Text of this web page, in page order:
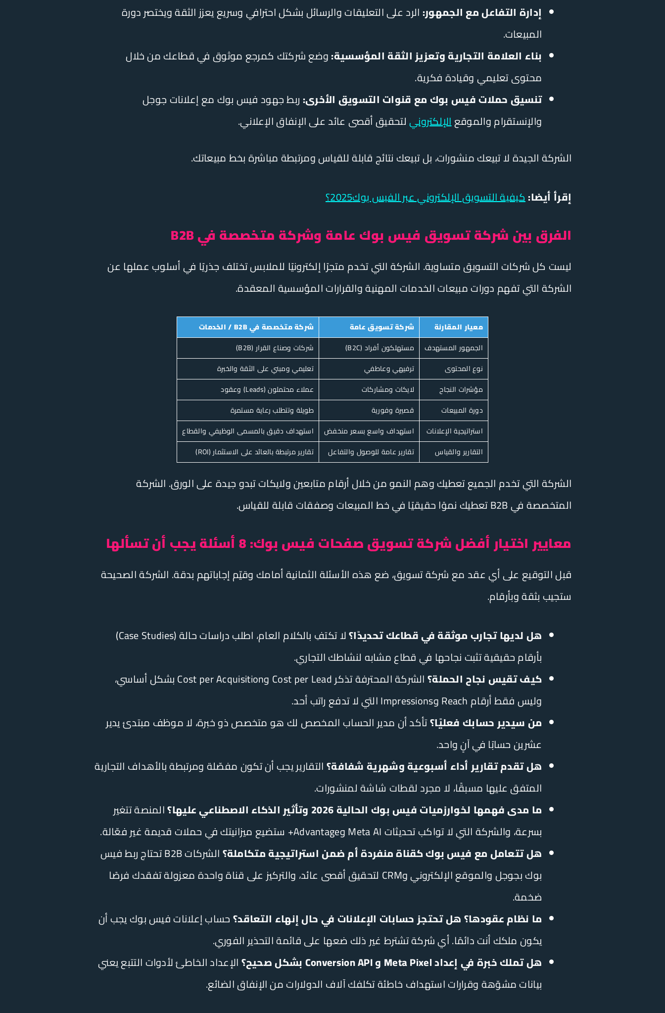
إدارة التفاعل مع الجمهور: الرد على التعليقات والرسائل بشكل احترافي وسريع يعزز الثقة ويختصر دورة
المبيعات.
بناء العلامة التجارية وتعزيز الثقة المؤسسية:وضع شركتك كمرجع موثوق في قطاعك من خلال
محتوى تعليمي وقيادة فكرية.
تنسيق حملات فيس بوك مع قنوات التسويق الأخرى: ربط جهود فيس بوك مع إعلانات جوجل
والإنستقرام والموقعالإلكترونيلتحقيق أقصى عائد على الإنفاق الإعلاني.
الشركة الجيدة لا تبيعك منشورات، بل تبيعك نتائج قابلة للقياس ومرتبطة مباشرة بخط مبيعاتك.
إقرأ أيضا:كيفية التسويق الإلكتروني عبر الفيس بوك2025؟
الفرق بين شركة تسويق فيس بوك عامة وشركة متخصصة في B2B
ليست كل شركات التسويق متساوية. الشركة التي تخدم متجرًا إلكترونيًا للملابس تختلف جذريًا في أسلوب عملها عن
الشركة التي تفهم دورات مبيعات الخدمات المهنية والقرارات المؤسسية المعقدة.
معيار المقارنة شركة تسويق عامة
شركة متخصصة في B2B / الخدمات
الجمهور المستهدف
مستهلكون أفراد (B2C)
شركات وصناع القرار (B2B)
نوع المحتوى
ترفيهي وعاطفي
تعليمي ومبني على الثقة والخبرة
مؤشرات النجاح
لايكات ومشاركات
عملاء محتملون (Leads) وعقود
دورة المبيعات
قصيرة وفورية
طويلة وتتطلب رعاية مستمرة
استراتيجية الإعلانات
استهداف واسع بسعر منخفض
استهداف دقيق بالمسمى الوظيفي والقطاع
التقارير والقياس
تقارير عامة للوصول والتفاعل تقارير مرتبطة بالعائد على الاستثمار (ROI)
الشركة التي تخدم الجميع تعطيك وهم النمو من خلال أرقام متابعين ولايكات تبدو جيدة على الورق. الشركة
المتخصصة في B2B تعطيك نموًا حقيقيًا في خط المبيعات وصفقات قابلة للقياس.
معايير اختيار أفضل شركة تسويق صفحات فيس بوك: 8 أسئلة يجب أن تسألها
قبل التوقيع على أي عقد مع شركة تسويق، ضع هذه الأسئلة الثمانية أمامك وقيّم إجاباتهم بدقة. الشركة الصحيحة
ستجيب بثقة وبأرقام.
هل لديها تجارب موثقة في قطاعك تحديدًا؟
لا تكتفِ بالكلام العام، اطلب دراسات حالة (Case Studies)
بأرقام حقيقية تثبت نجاحها في قطاع مشابه لنشاطك التجاري.
كيف تقيس نجاح الحملة؟
الشركة المحترفة تذكر Cost per Lead وCost per Acquisition بشكل أساسي،
وليس فقط أرقام Reach وImpressions التي لا تدفع راتب أحد.
من سيدير حسابك فعليًا؟تأكد أن مدير الحساب المخصص لك هو متخصص ذو خبرة، لا موظف مبتدئ يدير
عشرين حسابًا في آنٍ واحد.
هل تقدم تقارير أداء أسبوعية وشهرية شفافة؟التقارير يجب أن تكون مفصّلة ومرتبطة بالأهداف التجارية
المتفق عليها مسبقًا، لا مجرد لقطات شاشة لمنشورات.
ما مدى فهمها لخوارزميات فيس بوك الحالية 2026 وتأثير الذكاء الاصطناعي عليها؟
المنصة تتغير
بسرعة، والشركة التي لا تواكب تحديثات Meta AI وAdvantage+ ستضيع ميزانيتك في حملات قديمة غير فعّالة.
هل تتعامل مع فيس بوك كقناة منفردة أم ضمن استراتيجية متكاملة؟
الشركات B2B تحتاج ربط فيس
بوك بجوجل والموقع الإلكتروني وCRM لتحقيق أقصى عائد، والتركيز على قناة واحدة معزولة تفقدك فرصًا
ضخمة.
ما نظام عقودها؟ هل تحتجز حسابات الإعلانات في حال إنهاء التعاقد؟حساب إعلانات فيس بوك يجب أن
يكون ملكك أنت دائمًا. أي شركة تشترط غير ذلك ضعها على قائمة التحذير الفوري.
هل تملك خبرة في إعداد Meta Pixel و Conversion API بشكل صحيح؟
الإعداد الخاطئ لأدوات التتبع يعني
بيانات مشوّهة وقرارات استهداف خاطئة تكلفك آلاف الدولارات من الإنفاق الضائع.